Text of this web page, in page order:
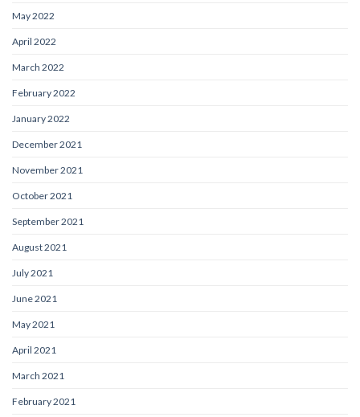
May 2022
April 2022
March 2022
February 2022
January 2022
December 2021
November 2021
October 2021
September 2021
August 2021
July 2021
June 2021
May 2021
April 2021
March 2021
February 2021